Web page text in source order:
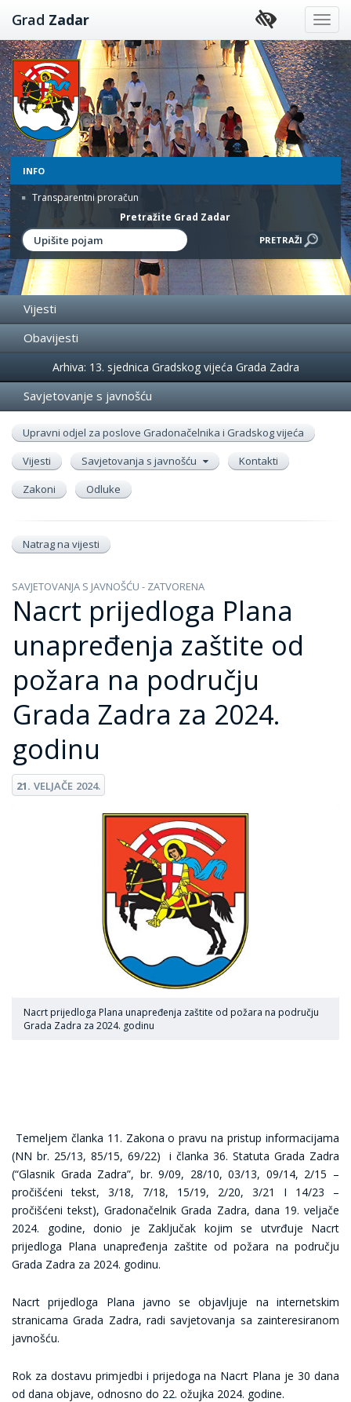
Preskoči
na
sadržaj
Grad Zadar
INFO
Transparentni proračun
Pretražite Grad Zadar
Vijesti
Obavijesti
Događanja
Arhiva: 13. sjednica Gradskog vijeća Grada Zadra
Savjetovanje s javnošću
Upravni odjel za poslove Gradonačelnika i Gradskog vijeća
Vijesti
Savjetovanja s javnošću
Kontakti
Zakoni
Odluke
Natrag na vijesti
SAVJETOVANJA S JAVNOŠĆU - ZATVORENA
Nacrt prijedloga Plana
unapređenja zaštite od
požara na području
Grada Zadra za 2024.
godinu
21. VELJAČE 2024.
Nacrt prijedloga Plana unapređenja zaštite od požara na području
Grada Zadra za 2024. godinu
Temeljem članka 11. Zakona o pravu na pristup informacijama
(NN br. 25/13, 85/15, 69/22) i članka 36. Statuta Grada Zadra
(“Glasnik Grada Zadra”, br. 9/09, 28/10, 03/13, 09/14, 2/15 –
pročišćeni tekst, 3/18, 7/18, 15/19, 2/20, 3/21 I 14/23 –
pročišćeni tekst), Gradonačelnik Grada Zadra, dana 19. veljače
2024. godine, donio je Zaključak kojim se utvrđuje Nacrt
prijedloga Plana unapređenja zaštite od požara na području
Grada Zadra za 2024. godinu.
Nacrt prijedloga Plana javno se objavljuje na internetskim
stranicama Grada Zadra, radi savjetovanja sa zainteresiranom
javnošću.
Rok za dostavu primjedbi i prijedoga na Nacrt Plana je 30 dana
od dana objave, odnosno do 22. ožujka 2024. godine.